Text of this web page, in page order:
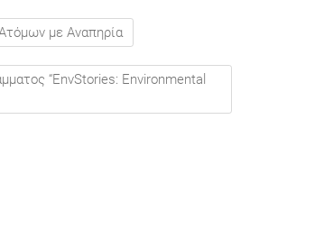
με Αναπηρία
“EnvStories: Environmental